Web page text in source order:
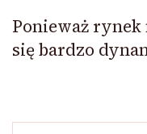
Ponieważ
się bardzo